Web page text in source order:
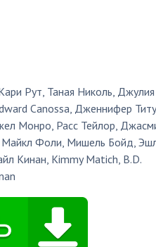
Рут, Таная Николь, Джулия
Canossa, Дженнифер
Монро, Расс Тейлор,
Майкл Фоли, Мишель Бойд,
Кинан, Kimmy Matich, B.D.